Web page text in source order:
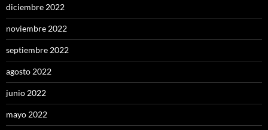
diciembre 2022
noviembre 2022
septiembre 2022
agosto 2022
junio 2022
mayo 2022